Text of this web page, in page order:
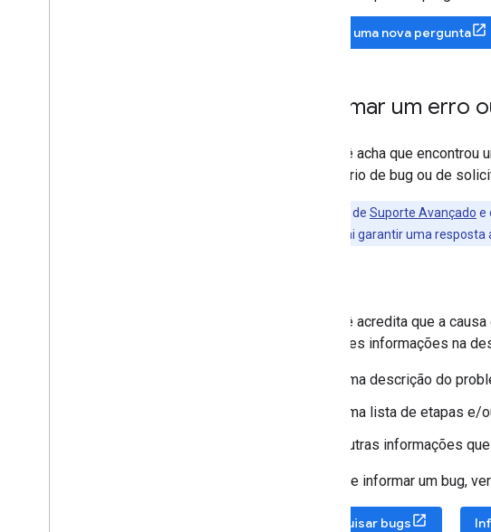
Fazer uma nova pergunta
Informar um erro
Se você acha que
formulário de bug ou de
Os clientes de Suporte Avançado e
Tracker. Isso vai garantir uma
Se você acredita que a
seguintes informações na
Uma descrição do
Uma lista de etapas
Outras informações
Antes de informar um bug,
Pesquisar bugs